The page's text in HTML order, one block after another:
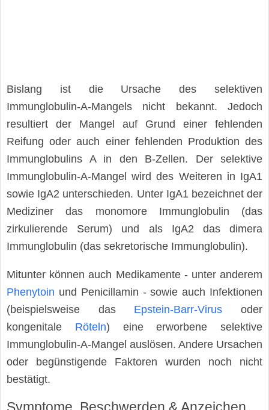
Bislang ist die Ursache des selektiven
Immunglobulin-A-Mangels nicht bekannt. Jedoch
resultiert der Mangel auf Grund einer fehlenden
Reifung oder auch einer fehlenden Produktion des
Immunglobulins A in den B-Zellen. Der selektive
Immunglobulin-A-Mangel wird des Weiteren in IgA1
sowie IgA2 unterschieden. Unter IgA1 bezeichnet der
Mediziner das monomore Immunglobulin (das
zirkulierende Serum) und als IgA2 das dimera
Immunglobulin (das sekretorische Immunglobulin).
Mitunter können auch Medikamente - unter anderem
Phenytoin und Penicillamin - sowie auch Infektionen
(beispielsweise das Epstein-Barr-Virus oder
kongenitale Röteln) eine erworbene selektive
Immunglobulin-A-Mangel auslösen. Andere Ursachen
oder begünstigende Faktoren wurden noch nicht
bestätigt.